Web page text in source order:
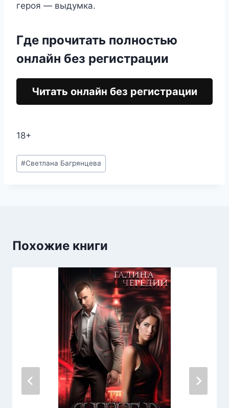
героя — выдумка.
Где прочитать полностью
онлайн без регистрации
Читать онлайн без регистрации
18+
Метки
записи:
#Светлана Багрянцева
Похожие книги